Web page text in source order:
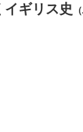
ギリス史